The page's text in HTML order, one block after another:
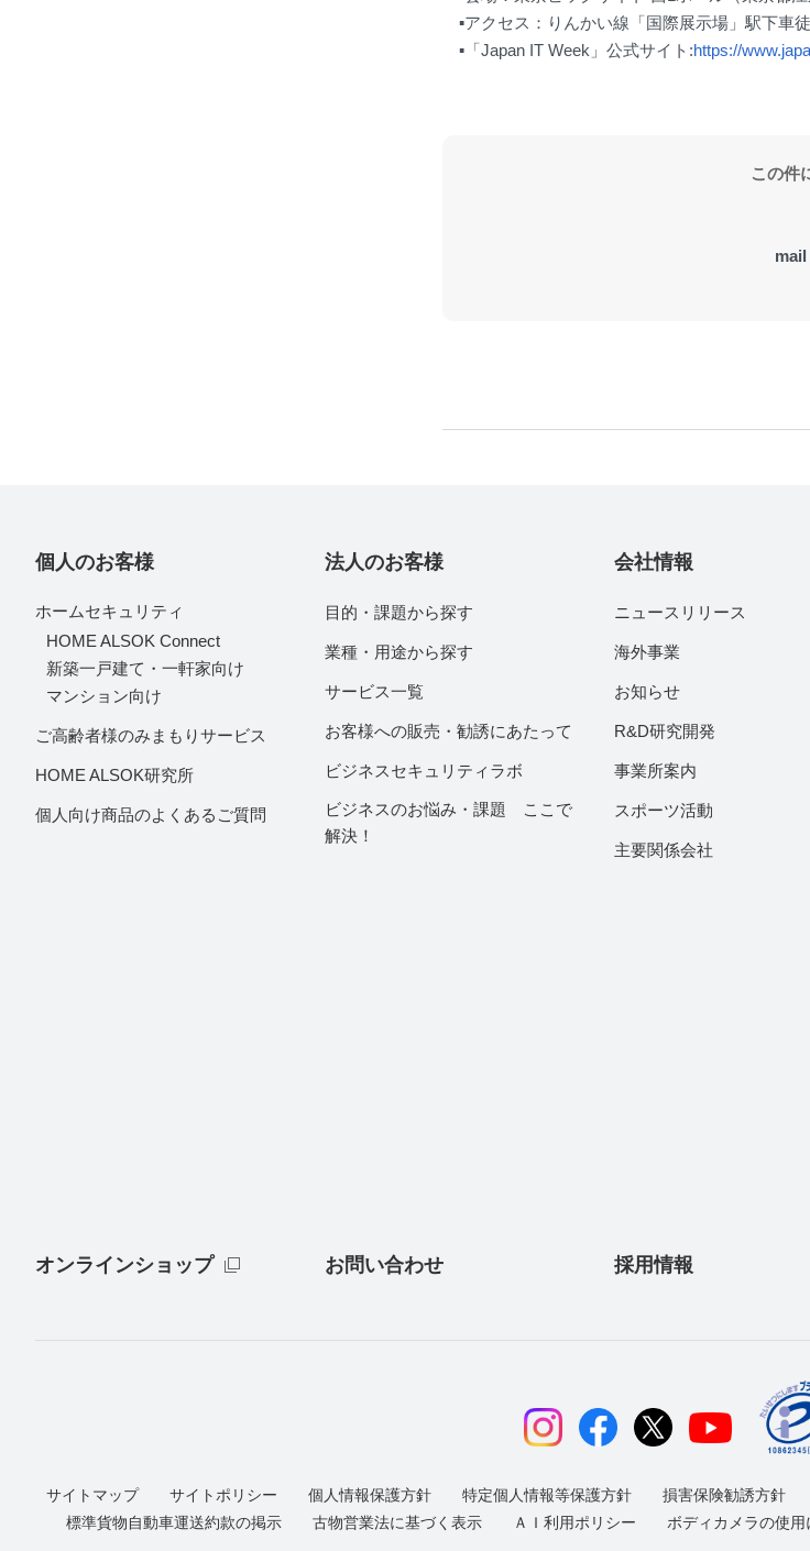
▪アクセス：りんかい線「国際展示場」駅下車
▪「Japan IT Week」公式サイト:https://
この件
mail
個人のお客様
ホームセキュリティ
HOME ALSOK Connect
新築一戸建て・一軒家向け
マンション向け
ご高齢者様のみまもりサービス
HOME ALSOK研究所
個人向け商品のよくあるご質問
法人のお客様
目的・課題から探す
業種・用途から探す
サービス一覧
お客様への販売・勧誘にあたって
ビジネスセキュリティラボ
ビジネスのお悩み・課題 ここで
解決！
会社情報
ニュースリリース
海外事業
お知らせ
R&D研究開発
事業所案内
スポーツ活動
主要関係会社
オンラインショップ お問い合わせ 採用情報
サイトマップ サイトポリシー 個人情報保護方針 特定個人情報等保護方針 損害保険勧誘方針
標準貨物自動車運送約款の掲示
古物営業法に基づく表示 ＡＩ利用ポリシー ボディカメラの使用